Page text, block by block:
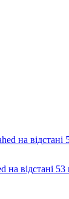
відстані 53